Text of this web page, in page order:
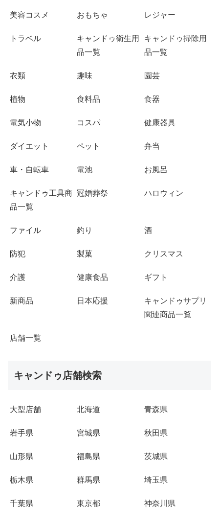
美容コスメ おもちゃ レジャー
トラベル
キャンドゥ衛生用
品一覧
キャンドゥ掃除用
品一覧
衣類 趣味 園芸
植物 食料品 食器
電気小物 コスパ 健康器具
ダイエット ペット 弁当
車・自転車 電池 お風呂
キャンドゥ工具商
品一覧
冠婚葬祭 ハロウィン
ファイル 釣り 酒
防犯 製菓 クリスマス
介護 健康食品 ギフト
新商品 日本応援
キャンドゥサプリ
関連商品一覧
店舗一覧
キャンドゥ店舗検索
大型店舗 北海道 青森県
岩手県 宮城県 秋田県
山形県 福島県 茨城県
栃木県 群馬県 埼玉県
千葉県 東京都 神奈川県